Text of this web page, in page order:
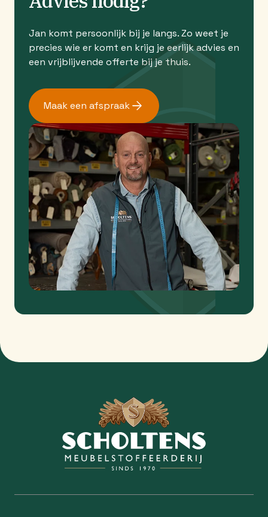
Jan komt persoonlijk bij je langs. Zo weet je
precies wie er komt en krijg je eerlijk advies en
een vrijblijvende offerte bij je thuis.
Maak een afspraak